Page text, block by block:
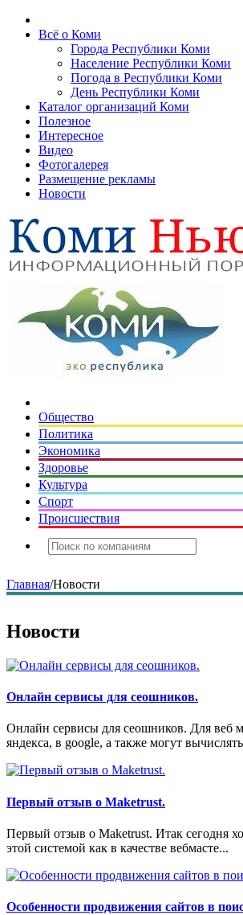
Всё о Коми
Города Республики Коми
Население Республики Коми
Погода в Республики Коми
День Республики Коми
Каталог организаций Коми
Полезное
Интересное
Видео
Фотогалерея
Размещение рекламы
Новости
Общество
Политика
Экономика
Здоровье
Культура
Спорт
Происшествия
Главная/Новости
Новости
Онлайн сервисы для сеошников.
Онлайн сервисы для сеошников. Для веб
яндекса, в google, а также могут
Первый отзыв о Maketrust.
Первый отзыв о Maketrust. Итак сегодня
этой системой как в качестве вебмасте...
Особенности продвижения сайтов в